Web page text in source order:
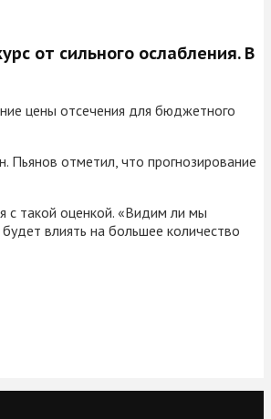
от сильного ослабления. В
цены отсечения для бюджетного
Пьянов отметил, что прогнозирование
с такой оценкой. «Видим ли мы
влиять на большее количество